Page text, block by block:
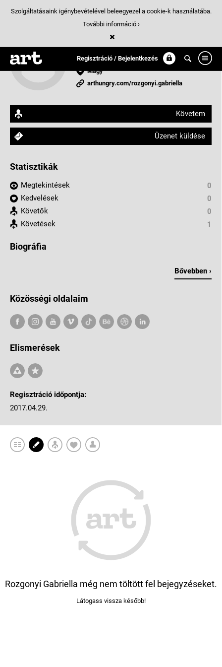
Regisztráció / Bejelentkezés
Rozgonyi Gabriella
mindenevő
Magy
arthungry.com/rozgonyi.gabriella
Követem
Üzenet küldése
Statisztikák
Megtekintések
0
Kedvelések
0
Követők
0
Követések
1
Biográfia
Bővebben ›
Közösségi oldalaim
Elismerések
Regisztráció időpontja:
2017.04.29.
Rozgonyi Gabriella még nem töltött fel bejegyzéseket.
Látogass vissza később!
Szolgáltatásaink igénybevételével beleegyezel a cookie-k használatába.
További információ ›